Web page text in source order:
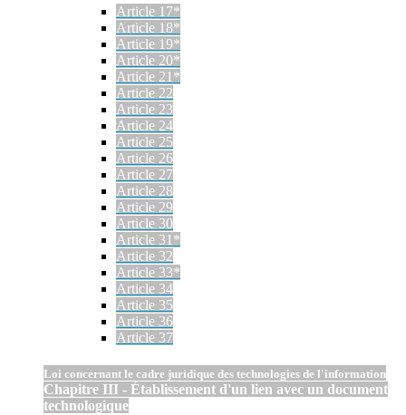
Article 17*
Article 18*
Article 19*
Article 20*
Article 21*
Article 22
Article 23
Article 24
Article 25
Article 26
Article 27
Article 28
Article 29
Article 30
Article 31*
Article 32
Article 33*
Article 34
Article 35
Article 36
Article 37
Loi concernant le cadre juridique des technologies de l'information
Chapitre III - Établissement d'un lien avec un document
technologique